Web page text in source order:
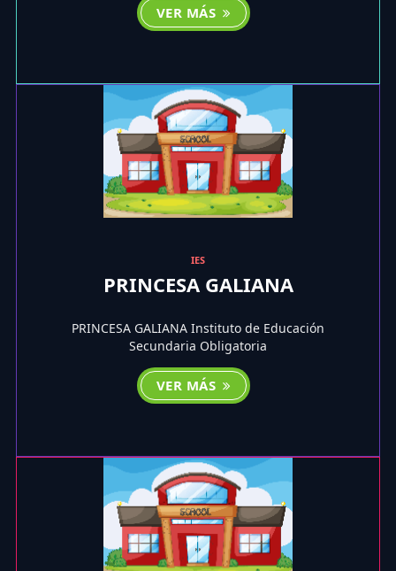
VER MÁS
IES
PRINCESA GALIANA
PRINCESA GALIANA Instituto de Educación
Secundaria Obligatoria
VER MÁS